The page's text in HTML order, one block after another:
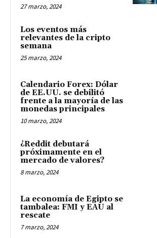
27 marzo, 2024
Los eventos más
relevantes de la cripto
semana
25 marzo, 2024
Calendario Forex: Dólar
de EE.UU. se debilitó
frente a la mayoría de las
monedas principales
10 marzo, 2024
¿Reddit debutará
próximamente en el
mercado de valores?
8 marzo, 2024
La economía de Egipto se
tambalea: FMI y EAU al
rescate
7 marzo, 2024